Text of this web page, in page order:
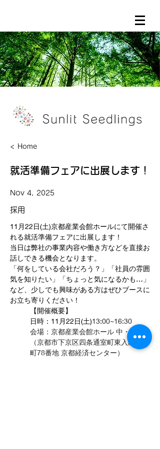
< Home
就活準備フェアに出展します！
Nov 4, 2025
採用
11月22日(土)京都産業会館ホールにて開催さ
れる就活準備フェアに出展します！
当日は弊社の事業内容や働き方などを直接お
話しできる機会となります。
「何をしている会社だろう？」「社員の雰囲
気を知りたい」「ちょっと気になるかも…」
など、少しでも興味がある方はぜひブースに
お立ち寄りください！
【開催概要】
日時：11月22日(土)13:00~16:30
会場：京都産業会館ホール 中・南室
（京都市下京区四条通室町東入函谷鉾
町78番地 京都経済センター）